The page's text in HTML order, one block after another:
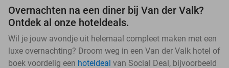
Overnachten na een diner bij Van der Valk?
Ontdek al onze hoteldeals.
Wil je jouw avondje uit helemaal compleet maken met een
luxe overnachting? Droom weg in een Van der Valk hotel of
boek voordelig een hoteldeal van Social Deal, bijvoorbeeld